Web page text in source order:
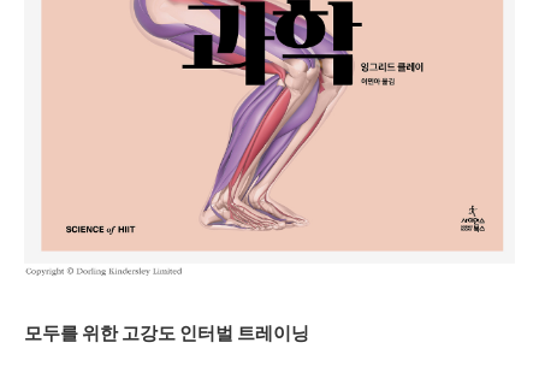
모두를 위한 고강도 인터벌 트레이닝